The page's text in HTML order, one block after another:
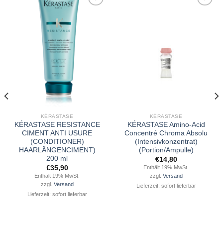
Wunschliste
hinzufügen
KÉRASTASE
KÉRASTASE RESISTANCE
CIMENT ANTI USURE
(CONDITIONER)
HAARLÄNGENCIMENT)
200 ml
€35,90
Enthält 19% MwSt.
zzgl. Versand
Lieferzeit: sofort lieferbar
KÉRASTASE
KÉRASTASE Amino-Acid
Concentré Chroma Absolu
(Intensivkonzentrat)
(Portion/Ampulle)
€14,80
Enthält 19% MwSt.
zzgl. Versand
Lieferzeit: sofort lieferbar